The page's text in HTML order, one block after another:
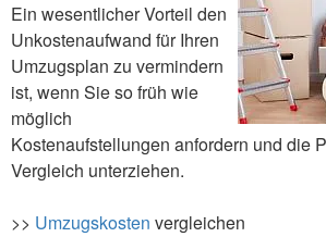
Ein wesentlicher Vorteil den
Unkostenaufwand für Ihren
Umzugsplan zu vermindern
ist, wenn Sie so früh wie
möglich
Kostenaufstellungen anfordern und die
Vergleich unterziehen.
>> Umzugskosten vergleichen